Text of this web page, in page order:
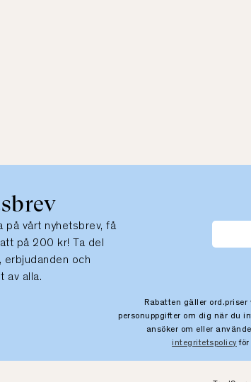
på vårt nyhetsbrev, få
på 200 kr! Ta del
erbjudanden och
av alla.
Rabatten gäller
personuppgifter om dig när du
ansöker om eller
integritetspolicy för